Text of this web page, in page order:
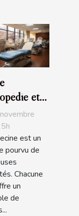
et
est un
pourvu de
Chacune
un
de